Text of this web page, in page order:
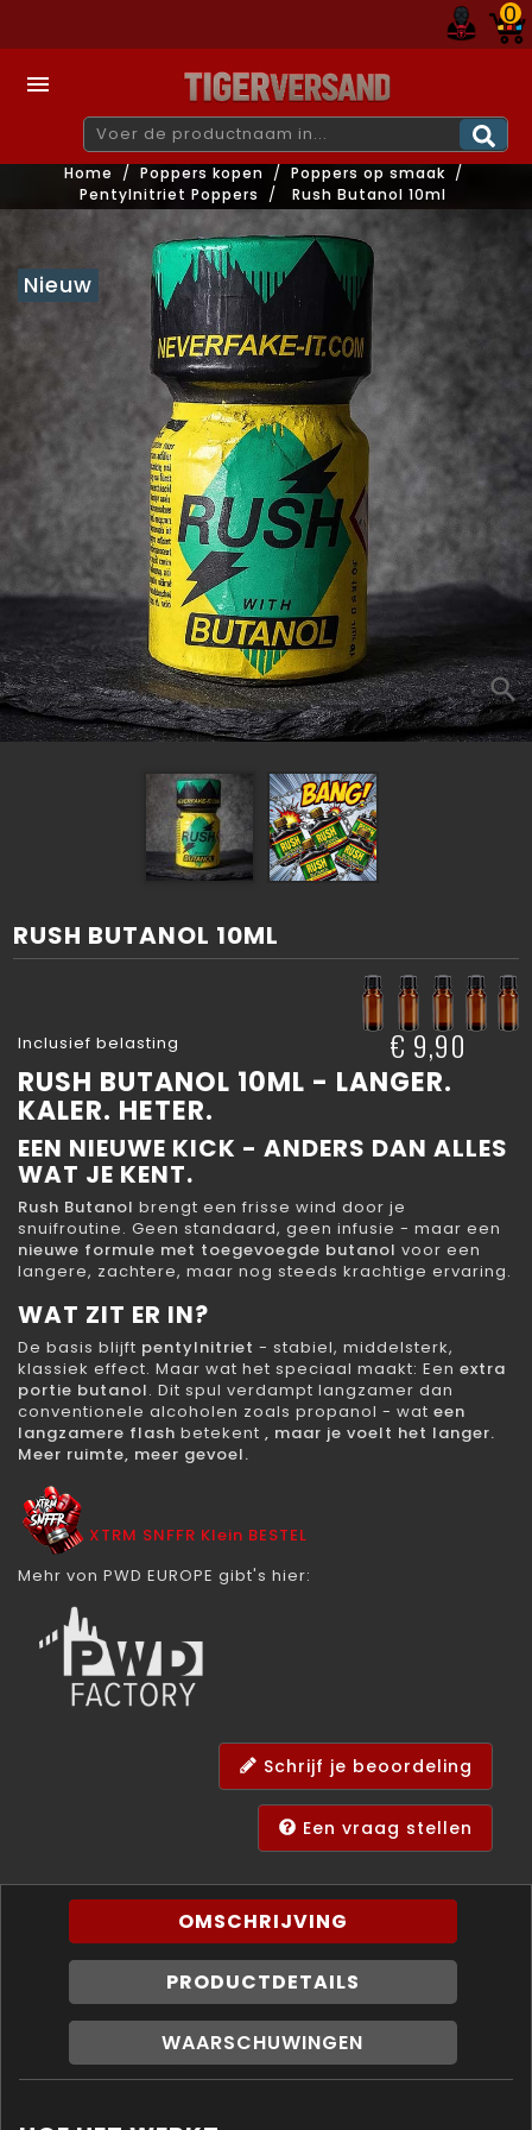
0

Home Poppers kopen
Poppers op smaak
Pentylnitriet Poppers
Rush Butanol 10ml
Nieuw
search
RUSH BUTANOL 10ML
€ 9,90
Inclusief belasting
RUSH BUTANOL 10ML - LANGER.
KALER. HETER.
EEN NIEUWE KICK - ANDERS DAN ALLES
WAT JE KENT.
Rush Butanol brengt een frisse wind door je
snuifroutine. Geen standaard, geen infusie - maar een
nieuwe formule met toegevoegde butanol voor een
langere, zachtere, maar nog steeds krachtige ervaring.
WAT ZIT ER IN?
De basis blijft pentylnitriet - stabiel, middelsterk,
klassiek effect. Maar wat het speciaal maakt: Een extra
portie butanol. Dit spul verdampt langzamer dan
conventionele alcoholen zoals propanol - wat een
langzamere flash betekent , maar je voelt het langer.
Meer ruimte, meer gevoel.
XTRM SNFFR Klein BESTEL
Mehr von PWD EUROPE gibt's hier:
Schrijf je beoordeling
Een vraag stellen
OMSCHRIJVING
PRODUCTDETAILS
WAARSCHUWINGEN